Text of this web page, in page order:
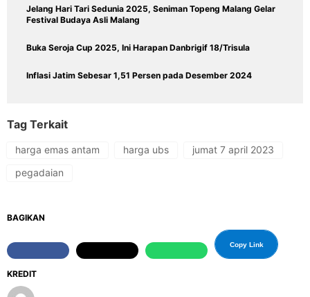
Jelang Hari Tari Sedunia 2025, Seniman Topeng Malang Gelar
Festival Budaya Asli Malang
Buka Seroja Cup 2025, Ini Harapan Danbrigif 18/Trisula
Inflasi Jatim Sebesar 1,51 Persen pada Desember 2024
Tag Terkait
harga emas antam harga ubs
jumat 7 april 2023
pegadaian
KREDIT
BAGIKAN
Copy Link